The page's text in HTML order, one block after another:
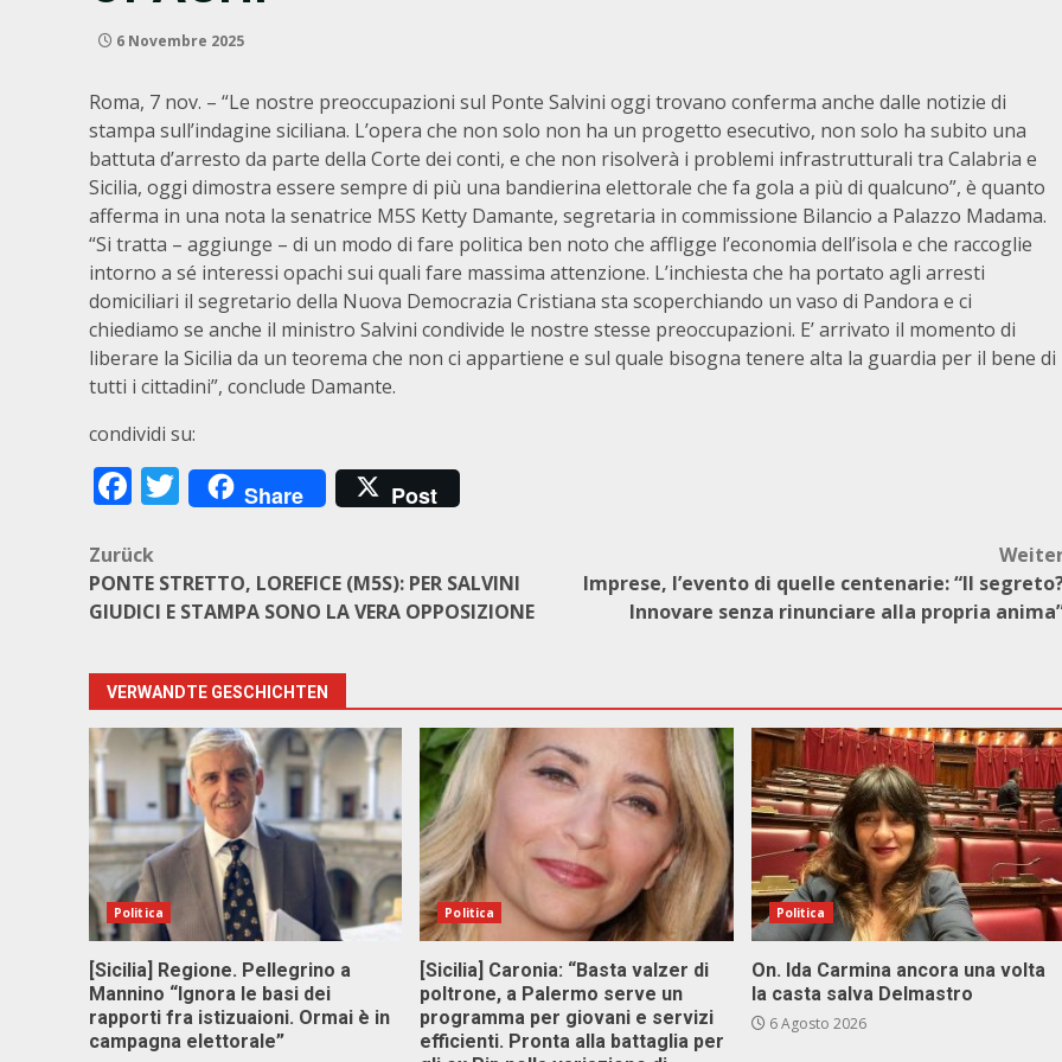
6 Novembre 2025
Roma, 7 nov. – “Le nostre preoccupazioni sul Ponte Salvini oggi trovano conferma anche dalle notizie di
stampa sull’indagine siciliana. L’opera che non solo non ha un progetto esecutivo, non solo ha subito una
battuta d’arresto da parte della Corte dei conti, e che non risolverà i problemi infrastrutturali tra Calabria e
Sicilia, oggi dimostra essere sempre di più una bandierina elettorale che fa gola a più di qualcuno”, è quanto
afferma in una nota la senatrice M5S Ketty Damante, segretaria in commissione Bilancio a Palazzo Madama.
“Si tratta – aggiunge – di un modo di fare politica ben noto che affligge l’economia dell’isola e che raccoglie
intorno a sé interessi opachi sui quali fare massima attenzione. L’inchiesta che ha portato agli arresti
domiciliari il segretario della Nuova Democrazia Cristiana sta scoperchiando un vaso di Pandora e ci
chiediamo se anche il ministro Salvini condivide le nostre stesse preoccupazioni. E’ arrivato il momento di
liberare la Sicilia da un teorema che non ci appartiene e sul quale bisogna tenere alta la guardia per il bene di
tutti i cittadini”, conclude Damante.
condividi su:
Facebook
Twitter
Share Post
Beitragsnavigation
Zurück
PONTE STRETTO, LOREFICE (M5S): PER SALVINI
GIUDICI E STAMPA SONO LA VERA OPPOSIZIONE
Imprese, l’evento di quelle centenarie: “Il
Innovare senza rinunciare alla propria
VERWANDTE GESCHICHTEN
Politica
[Sicilia] Regione. Pellegrino a
Mannino “Ignora le basi dei
rapporti fra istizuaioni. Ormai è in
campagna elettorale”
Politica
[Sicilia] Caronia: “Basta valzer di
poltrone, a Palermo serve un
programma per giovani e servizi
efficienti. Pronta alla battaglia per
Politica
On. Ida Carmina ancora una volta
la casta salva Delmastro
6 Agosto 2026